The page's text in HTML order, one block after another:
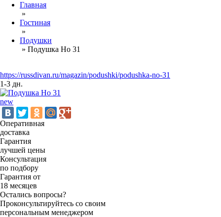
Главная
»
Гостиная
»
Подушки
» Подушка Но 31
https://russdivan.ru/magazin/podushki/podushka-no-31
1-3 дн.
new
Оперативная
доставка
Гарантия
лучшей цены
Консультация
по подбору
Гарантия от
18 месяцев
Остались вопросы?
Проконсультируйтесь со своим
персональным менеджером